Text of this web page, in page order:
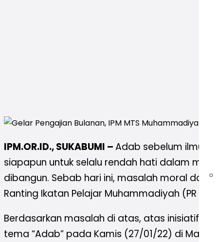
IPM.OR.ID., SUKABUMI –Adab sebelum ilmu.
siapapun untuk selalu rendah hati dalam
dibangun. Sebab hari ini, masalah moral dan
Ranting Ikatan Pelajar Muhammadiyah (PR
Berdasarkan masalah di atas, atas inisiatif
tema “Adab” pada Kamis (27/01/22) di Masjid